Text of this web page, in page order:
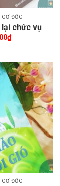
ĐỐC
lại chức vụ
₫
Thêm wishlist
ĐỐC